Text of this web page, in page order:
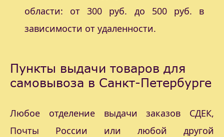
области: от 300 руб. до 500 руб. в
зависимости от удаленности.
Пункты выдачи товаров для
самовывоза в Санкт-Петербурге
Любое отделение выдачи заказов СДЕК,
Почты России или любой другой